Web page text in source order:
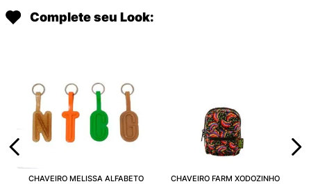
Complete seu Look:
CHAVEIRO MELISSA ALFABETO
CHAVEIRO FARM XODOZINHO